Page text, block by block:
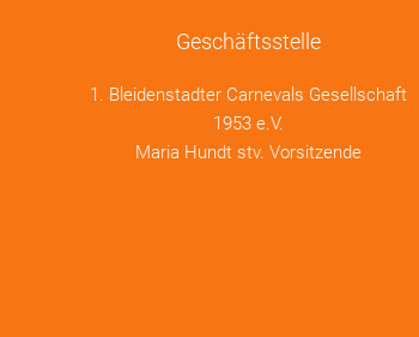
Geschäftsstelle
1. Bleidenstadter Carnevals Gesellschaft
1953 e.V.
Maria Hundt stv. Vorsitzende